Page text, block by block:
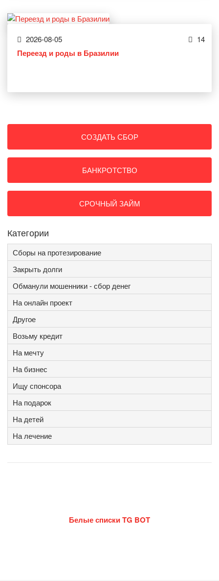
2026-08-05 14
Переезд и роды в Бразилии
СОЗДАТЬ СБОР
БАНКРОТСТВО
СРОЧНЫЙ ЗАЙМ
Категории
Сборы на протезирование
Закрыть долги
Обманули мошенники - сбор денег
На онлайн проект
Другое
Возьму кредит
На мечту
На бизнес
Ищу спонсора
На подарок
На детей
На лечение
Белые списки TG BOT